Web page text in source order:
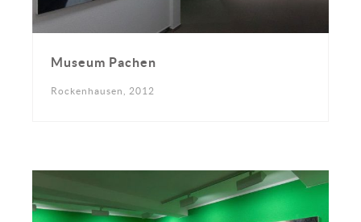
Museum Pachen
Rockenhausen, 2012